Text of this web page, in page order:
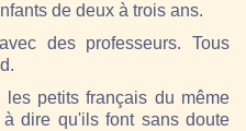
de deux à trois ans.
des professeurs. Tous
les petits français du même
dire qu'ils font sans doute